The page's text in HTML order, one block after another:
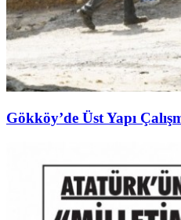
Gökköy’de Üst Yapı